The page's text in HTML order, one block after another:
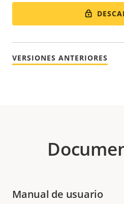
VERSIONES ANTERIORES
Manual de usuario